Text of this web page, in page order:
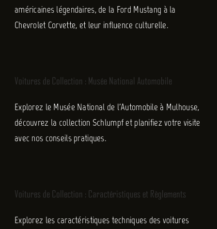
américaines légendaires, de la Ford Mustang à la
Chevrolet Corvette, et leur influence culturelle.
Voitures de Collection : Musée National Automobile
Explorez le Musée National de l'Automobile à Mulhouse,
découvrez la collection Schlumpf et planifiez votre visite
avec nos conseils pratiques.
Voitures de Collection : Caractéristiques et Règlements
Explorez les caractéristiques techniques des voitures